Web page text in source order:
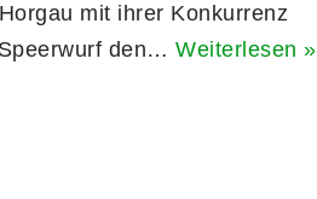
mit ihrer Konkurrenz
den… Weiterlesen »